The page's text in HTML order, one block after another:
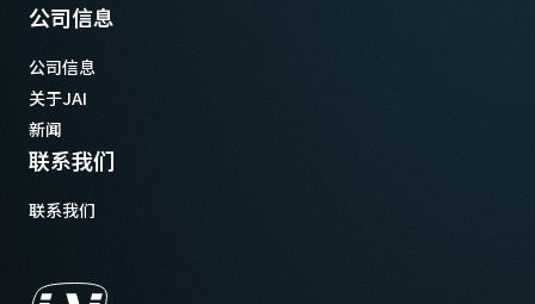
公司信息
公司信息
关于JAI
新闻
联系我们
联系我们